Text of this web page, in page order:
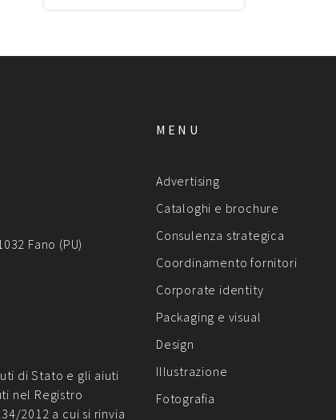
Fano (PU)
di Stato e gli aiuti
nel Registro
2012 a cui si rinvia
MENU
Advertising
Cataloghi e brochure
Consulenza strategica
Coordinamento fornitori
Corporate identity
Packaging e visual
Design
Illustrazione
Fotografia